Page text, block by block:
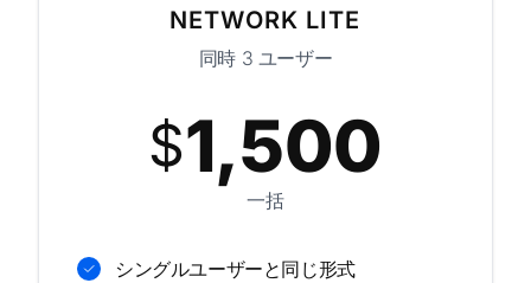
NETWORK LITE
同時 3 ユーザー
$1,500
一括
シングルユーザーと同じ形式